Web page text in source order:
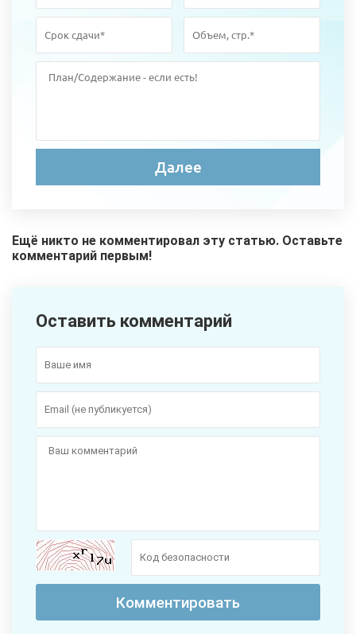
Ещё никто не комментировал эту статью. Оставьте
комментарий первым!
Оставить комментарий